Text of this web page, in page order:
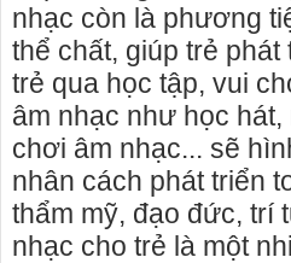
nhạc còn là phương
thể chất, giúp trẻ
trẻ qua học tập, vui
âm nhạc như học
chơi âm nhạc... sẽ
nhân cách phát triển
thẩm mỹ, đạo đức, trí
nhạc cho trẻ là một